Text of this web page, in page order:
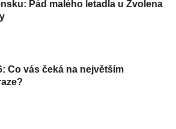
Pád malého letadla u Zvolena
Co vás čeká na největším